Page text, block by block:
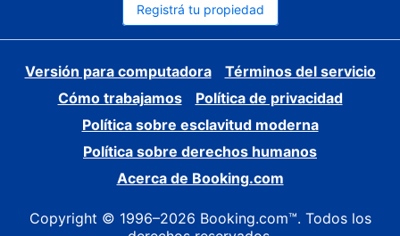
Registrá tu propiedad
Versión para computadora
Términos del servicio
Cómo trabajamos
Política de privacidad
Política sobre esclavitud moderna
Política sobre derechos humanos
Acerca de Booking.com
Copyright © 1996–2026 Booking.com™. Todos los